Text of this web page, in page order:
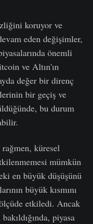
koruyor ve
eden değişimler,
önemli
ve Altın'ın
değer bir direnç
bir geçiş ve
bu durum
küresel
mümkün
en büyük düşüşünü
büyük kısmını
ölçüde etkiledi. Ancak
piyasa